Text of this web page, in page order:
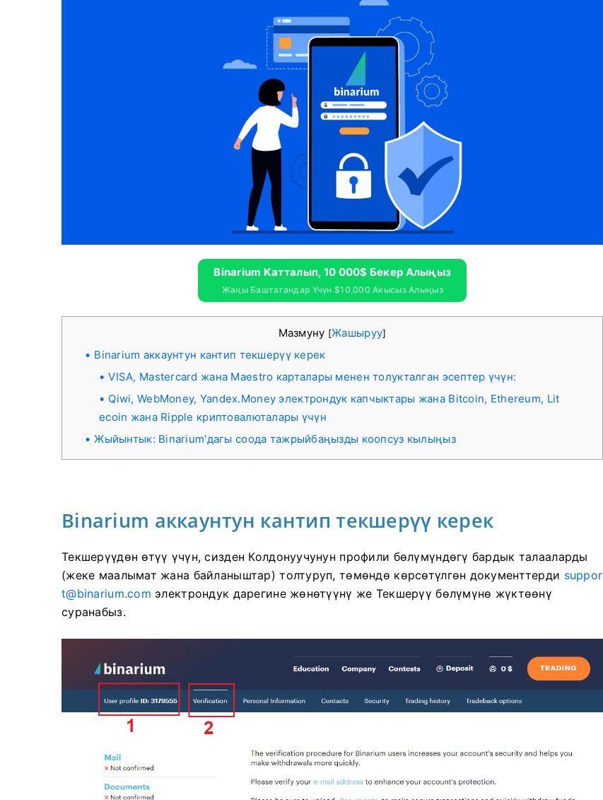
Binarium Катталып, 10 000$ Бекер Алыңыз
Жаңы Баштагандар Үчүн $10,000 Акысыз Алыңыз
Мазмуну [Жашыруу]
Binarium аккаунтун кантип текшерүү керек
VISA, Mastercard жана Maestro карталары менен толукталган эсептер үчүн:
Qiwi, WebMoney, Yandex.Money электрондук капчыктары жана Bitcoin, Ethereum, Lit
ecoin жана Ripple криптовалюталары үчүн
Жыйынтык: Binarium'дагы соода тажрыйбаңызды коопсуз кылыңыз
Binarium аккаунтун кантип текшерүү керек
Текшерүүдөн өтүү үчүн, сизден Колдонуучунун профили бөлүмүндөгү бардык талааларды
(жеке маалымат жана байланыштар) толтуруп, төмөндө көрсөтүлгөн документтерди suppor
t@binarium.com электрондук дарегине жөнөтүүнү же Текшерүү бөлүмүнө жүктөөнү
суранабыз.